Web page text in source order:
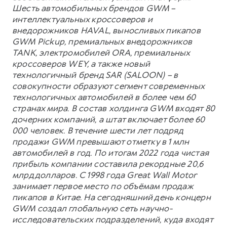
Шесть автомобильных брендов GWM –
интеллектуальных кроссоверов и
внедорожников HAVAL, выносливых пикапов
GWM Pickup, премиальных внедорожников
TANK, электромобилей ORA, премиальных
кроссоверов WEY, а также новый
технологичный бренд SAR (SALOON) – в
совокупности образуют сегмент современных
технологичных автомобилей в более чем 60
странах мира. В состав холдинга GWM входят 80
дочерних компаний, а штат включает более 60
000 человек. В течение шести лет подряд
продажи GWM превышают отметку в 1 млн
автомобилей в год. По итогам 2022 года чистая
прибыль компании составила рекордные 20,6
млрд долларов. С 1998 года Great Wall Motor
занимает первое место по объёмам продаж
пикапов в Китае. На сегодняшний день концерн
GWM создал глобальную сеть научно-
исследовательских подразделений, куда входят